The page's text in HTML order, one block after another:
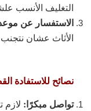
التغليف الأنسب
الاستفسار عن
الأثاث عشان
نصائح للاستفادة
تواصل مبكرًا: لازم